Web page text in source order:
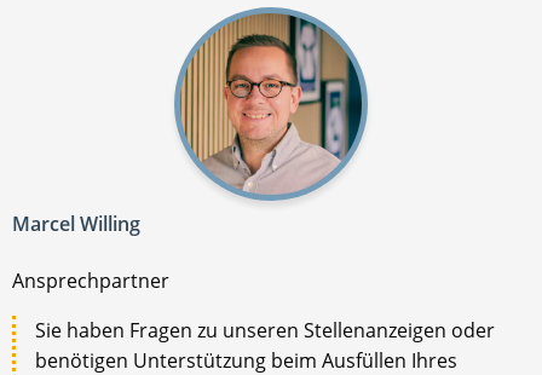
Marcel Willing
Ansprechpartner
Sie haben Fragen zu unseren Stellenanzeigen oder
benötigen Unterstützung beim Ausfüllen Ihres